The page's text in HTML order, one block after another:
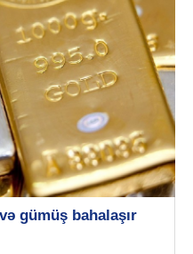
gümüş bahalaşır